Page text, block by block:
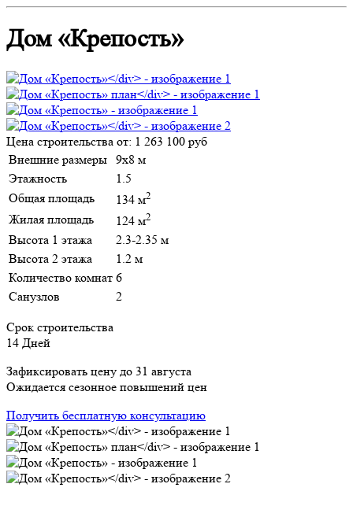
Дом «Крепость»
Цена строительства от: 1 263 100 руб
Внешние размеры 9х8 м
Этажность
1.5
Общая площадь
134 м2
Жилая площадь 124 м2
Высота 1 этажа
2.3-2.35 м
Высота 2 этажа
1.2 м
Количество комнат 6
Санузлов
2
Срок строительства
14 Дней
Зафиксировать цену до 31 августа
Ожидается сезонное повышений цен
Получить бесплатную консультацию